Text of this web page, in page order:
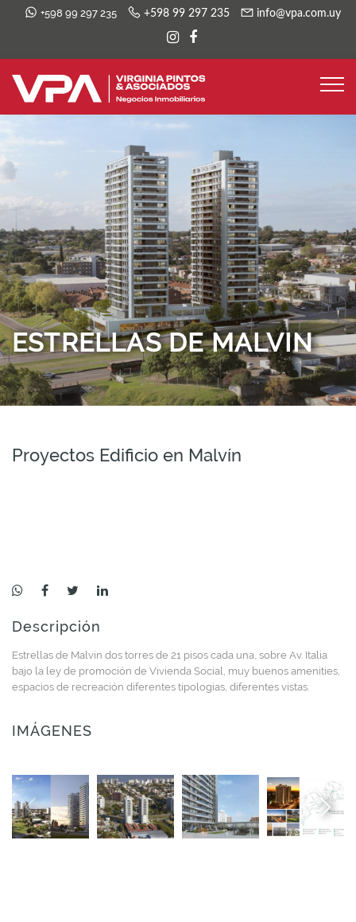
+598 99 297 235 +598 99 297 235 info@vpa.com.uy
ESTRELLAS DE MALVIN
Proyectos Edificio en Malvín
Descripción
Estrellas de Malvin dos torres de 21 pisos cada una, sobre Av. Italia
bajo la ley de promoción de Vivienda Social, muy buenos amenities,
espacios de recreación diferentes tipologias, diferentes vistas.
IMÁGENES